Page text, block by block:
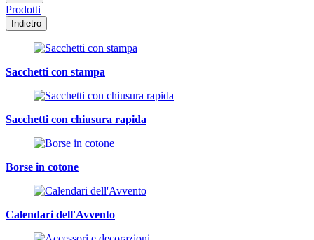
Prodotti
Indietro
Sacchetti con stampa
Sacchetti con chiusura rapida
Borse in cotone
Calendari dell'Avvento